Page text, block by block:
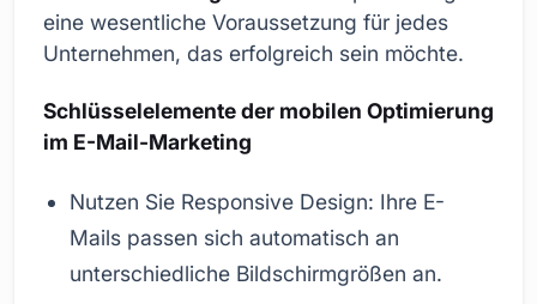
eine wesentliche Voraussetzung für jedes
Unternehmen, das erfolgreich sein möchte.
Schlüsselelemente der mobilen Optimierung
im E-Mail-Marketing
Nutzen Sie Responsive Design: Ihre E-
Mails passen sich automatisch an
unterschiedliche Bildschirmgrößen an.